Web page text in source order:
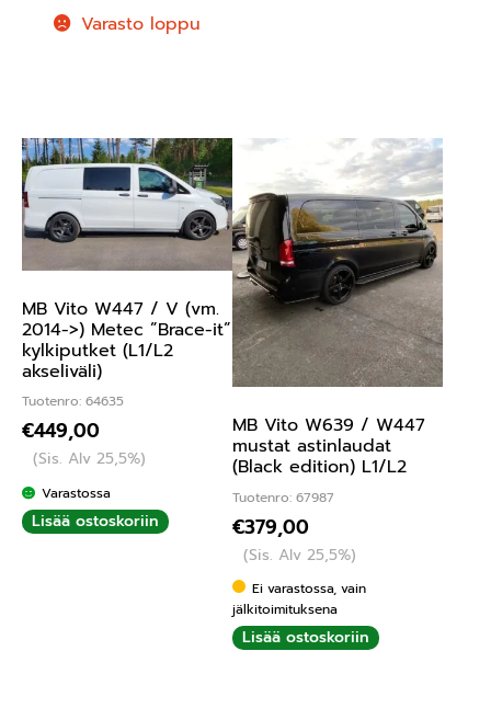
Varasto loppu
MB Vito W447 / V (vm.
2014->) Metec ”Brace-it”
kylkiputket (L1/L2
akseliväli)
Tuotenro: 64635
€449,00
(Sis. Alv 25,5%)
Varastossa
Lisää ostoskoriin
MB Vito W639 / W447
mustat astinlaudat
(Black edition) L1/L2
Tuotenro: 67987
€379,00
(Sis. Alv 25,5%)
Ei varastossa, vain
jälkitoimituksena
Lisää ostoskoriin